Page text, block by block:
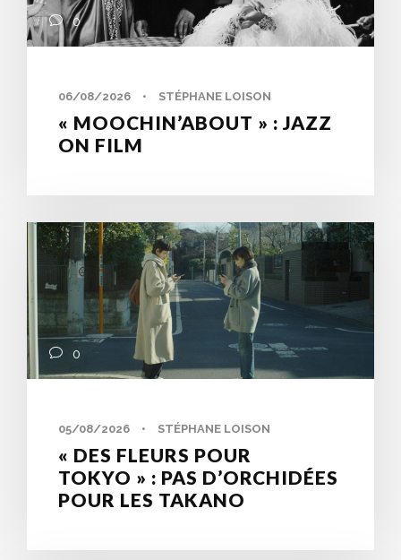
0
06/08/2026 • STÉPHANE LOISON
« MOOCHIN’ABOUT » : JAZZ
ON FILM
0
05/08/2026 • STÉPHANE LOISON
« DES FLEURS POUR
TOKYO » : PAS D’ORCHIDÉES
POUR LES TAKANO